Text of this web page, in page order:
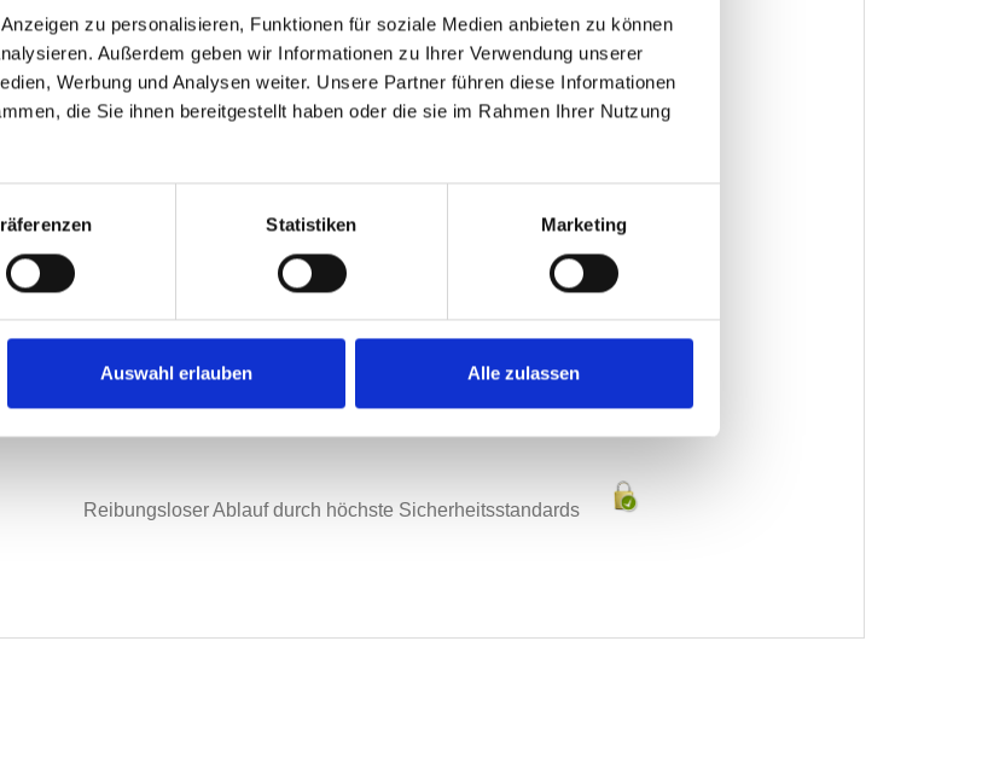
zu personalisieren, Funktionen für soziale Medien anbieten zu können
Außerdem geben wir Informationen zu Ihrer Verwendung unserer
Werbung und Analysen weiter. Unsere Partner führen diese Informationen
die Sie ihnen bereitgestellt haben oder die sie im Rahmen Ihrer Nutzung
Statistiken Marketing
Auswahl erlauben Alle zulassen
erfolgt durch unseren Logistik Partner Geis Eurocargo
GesmbH, ab Lager Nürnberg
Versandkostenfrei in ganz Deutschland
Vorkasse / Paypal / Sofortüberweisung
Reibungsloser Ablauf durch höchste Sicherheitsstandards